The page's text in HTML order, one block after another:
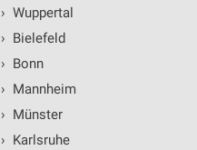
› Wuppertal
› Bielefeld
› Bonn
› Mannheim
› Münster
› Karlsruhe